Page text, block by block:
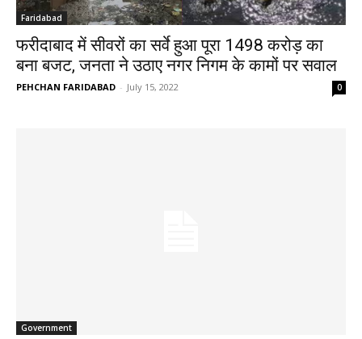
Faridabad
फरीदाबाद में सीवरों का सर्वे हुआ पूरा 1498 करोड़ का
बना बजट, जनता ने उठाए नगर निगम के कामों पर सवाल
PEHCHAN FARIDABAD - July 15, 2022 0
Government